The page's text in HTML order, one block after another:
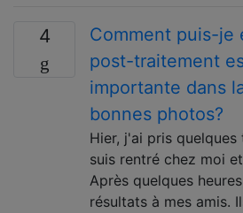
4
Comment puis-je
post-traitement
importante dans
bonnes photos?
Hier, j'ai pris
suis rentré chez moi
Après quelques
résultats à mes amis.